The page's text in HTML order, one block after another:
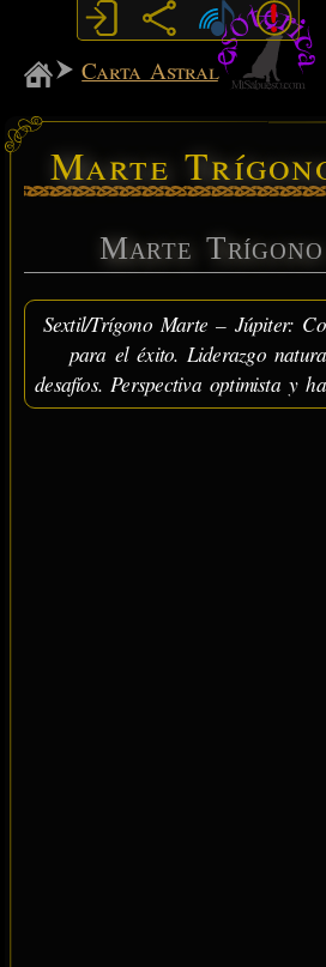
MiSabueso
Carta Astral
Marte
Marte
Sextil/Trígono Marte – Júpiter:
para el éxito. Liderazgo
desafíos. Perspectiva optimista y